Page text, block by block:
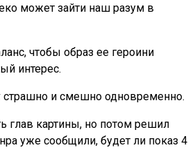
может зайти наш разум в
чтобы образ ее героини
интерес.
страшно и смешно одновременно.
глав картины, но потом решил
уже сообщили, будет ли показ 4